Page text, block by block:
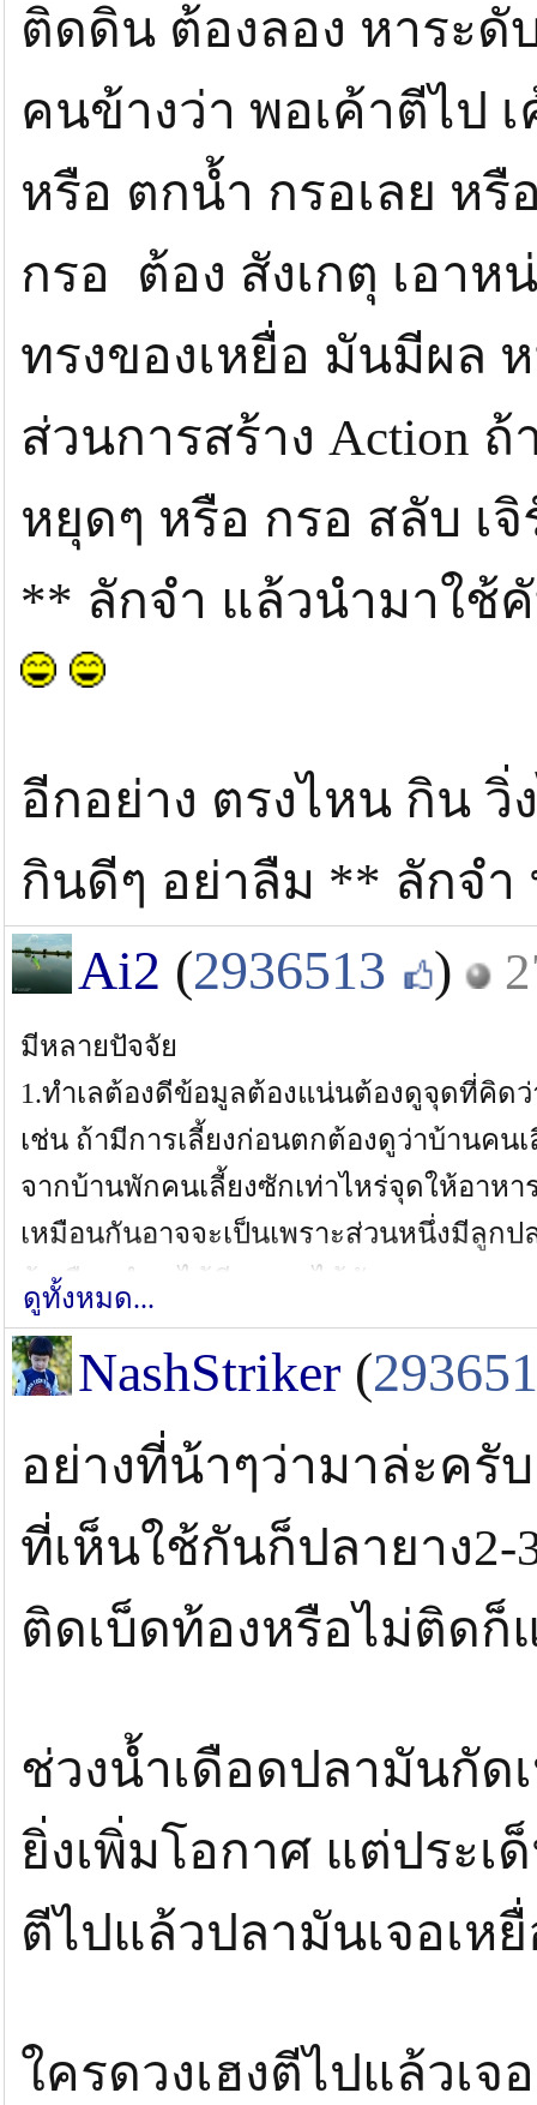
ติดดิน ต้องลอง หาระดั
คนข้างว่า พอเค้าตีไป
หรือ ตกน้ำ กรอเลย ห
กรอ ต้อง สังเกตุ เอาห
ทรงของเหยื่อ มันมีผล
ส่วนการสร้าง Action
หยุดๆ หรือ กรอ สลับ เ
** ลักจำ แล้วนำมาใช้
อีกอย่าง ตรงไหน กิน วิ่
กินดีๆ อย่าลืม ** ลักจำ
Ai2 (2936513 )
มีหลายปัจจัย
1.ทำเลต้องดีข้อมูลต้องแน่นต้องดูจุดที่คิด
เช่น ถ้ามีการเลี้ยงก่อนตกต้องดูว่าบ้านคน
จากบ้านพักคนเลี้ยงซักเท่าไหร่จุดให้อาห
เหมือนกันอาจจะเป็นเพราะส่วนหนึ่งมีลูก
ถ้าเลือกทำเลได้ดีอาจจะได้ตัวเยอะ
2.อุปกรณ์ในช่วงนาทีทองต้องแน่นอนใช้คั
กว่า30สายเมนต้องPE1.5+เอาปลาเข้าไ
3.เหยื่อนาทีทองต้องใช้ปลายางตัวขนาด
ต้องสะบัดทุกความเร็ว
4.ความเร็วในการกรอต้องลองดูเริ่มจาก
5.อย่าไปกดดันตัวเองโดยการมองคนอื่นที่
6.ต้องไปบ่อยๆจะจับจุดได้เองบุฟเฟ่ที่เป็น
ถ้าเป็นบุฟเฟ่ที่จัดตามวังกุ้งผมจะเล็งตรง
ถ้าบุฟเฟ่ตามบ่อเลี้ยงก็หาจุดที่คิดว่าเป็นจุ
ทั้งหมดทั้งมวลผมเดาๆเอานะครับ
ปล.อย่ากดดันตัวเองด้วยการมองคนอื่นที่
ดูทั้งหมด...
NashStriker (
อย่างที่น้าๆว่ามาล่ะครั
ที่เห็นใช้กันก็ปลายาง
ติดเบ็ดท้องหรือไม่ติดก็
ช่วงน้ำเดือดปลามันกัด
ยิ่งเพิ่มโอกาศ แต่ประ
ตีไปแล้วปลามันเจอเห
ใครดวงเฮงตีไปแล้วเ